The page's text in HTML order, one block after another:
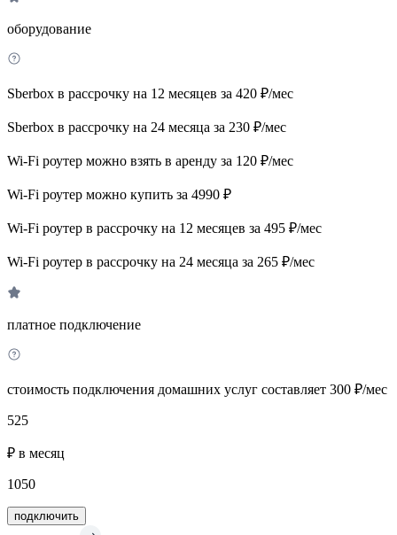
оборудование
Sberbox в рассрочку на 12 месяцев за 420 ₽/мес
Sberbox в рассрочку на 24 месяца за 230 ₽/мес
Wi-Fi роутер можно взять в аренду за 120 ₽/мес
Wi-Fi роутер можно купить за 4990 ₽
Wi-Fi роутер в рассрочку на 12 месяцев за 495 ₽/мес
Wi-Fi роутер в рассрочку на 24 месяца за 265 ₽/мес
платное подключение
стоимость подключения домашних услуг составляет 300 ₽/мес
525
₽ в месяц
1050
подключить